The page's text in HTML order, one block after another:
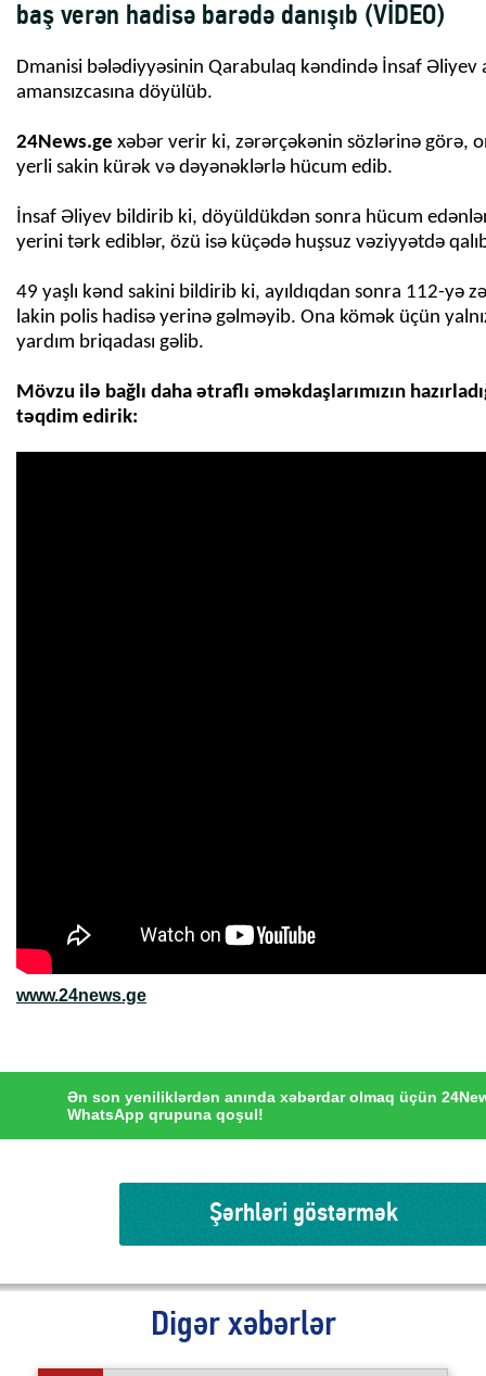
baş verən hadisə barədə danışıb (VİDEO)
Dmanisi bələdiyyəsinin Qarabulaq kəndində İnsaf Əliyev
amansızcasına döyülüb.
24News.ge xəbər verir ki, zərərçəkənin sözlərinə görə,
yerli sakin kürək və dəyənəklərlə hücum edib.
İnsaf Əliyev bildirib ki, döyüldükdən sonra hücum
yerini tərk ediblər, özü isə küçədə huşsuz vəziyyətdə
49 yaşlı kənd sakini bildirib ki, ayıldıqdan sonra 112-yə
lakin polis hadisə yerinə gəlməyib. Ona kömək üçün
yardım briqadası gəlib.
Mövzu ilə bağlı daha ətraflı əməkdaşlarımızın
təqdim edirik:
www.24news.ge
Ən son yeniliklərdən anında xəbərdar olmaq üçün
WhatsApp qrupuna qoşul!
Şərhləri göstərmək
Digər xəbərlər